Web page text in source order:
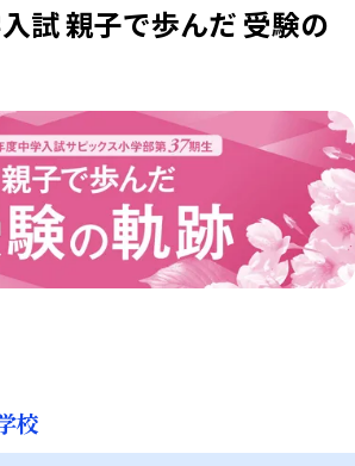
試 親子で歩んだ 受験の
校